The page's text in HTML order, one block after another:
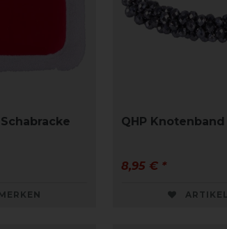
QHP
8,95 € *